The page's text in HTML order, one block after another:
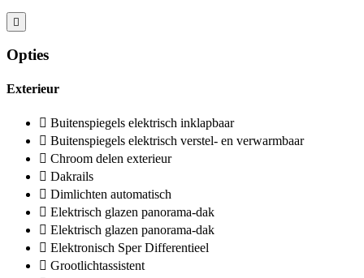
Opties
Exterieur
Buitenspiegels elektrisch inklapbaar
Buitenspiegels elektrisch verstel- en verwarmbaar
Chroom delen exterieur
Dakrails
Dimlichten automatisch
Elektrisch glazen panorama-dak
Elektrisch glazen panorama-dak
Elektronisch Sper Differentieel
Grootlichtassistent